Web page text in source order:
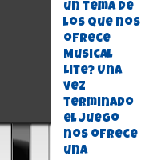
un tema de
los que nos
ofrece
Musical
Lite? Una
vez
terminado
el juego
nos ofrece
una